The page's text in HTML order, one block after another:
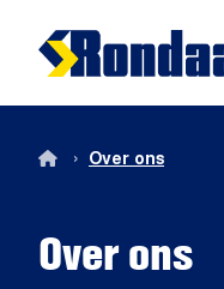
Over ons
› Over ons